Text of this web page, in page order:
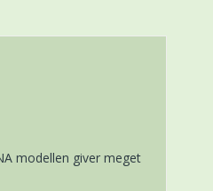
modellen giver meget